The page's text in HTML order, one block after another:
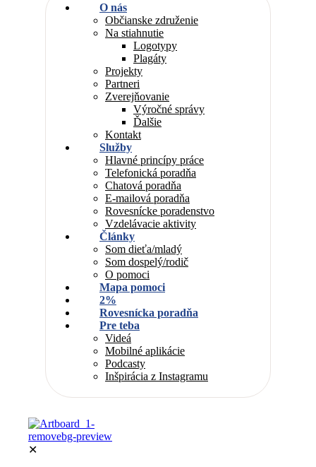
O nás
Občianske združenie
Na stiahnutie
Logotypy
Plagáty
Projekty
Partneri
Zverejňovanie
Výročné správy
Ďalšie
Kontakt
Služby
Hlavné princípy práce
Telefonická poradňa
Chatová poradňa
E-mailová poradňa
Rovesnícke poradenstvo
Vzdelávacie aktivity
Články
Som dieťa/mladý
Som dospelý/rodič
O pomoci
Mapa pomoci
2%
Rovesnícka poradňa
Pre teba
Videá
Mobilné aplikácie
Podcasty
Inšpirácia z Instagramu
✕